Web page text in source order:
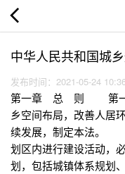
中华人民共和国城
发布时间：2021-05-24
第一章 总 则 第一
乡空间布局，改善人居
续发展，制定本法。
划区内进行建设活动
划，包括城镇体系规划